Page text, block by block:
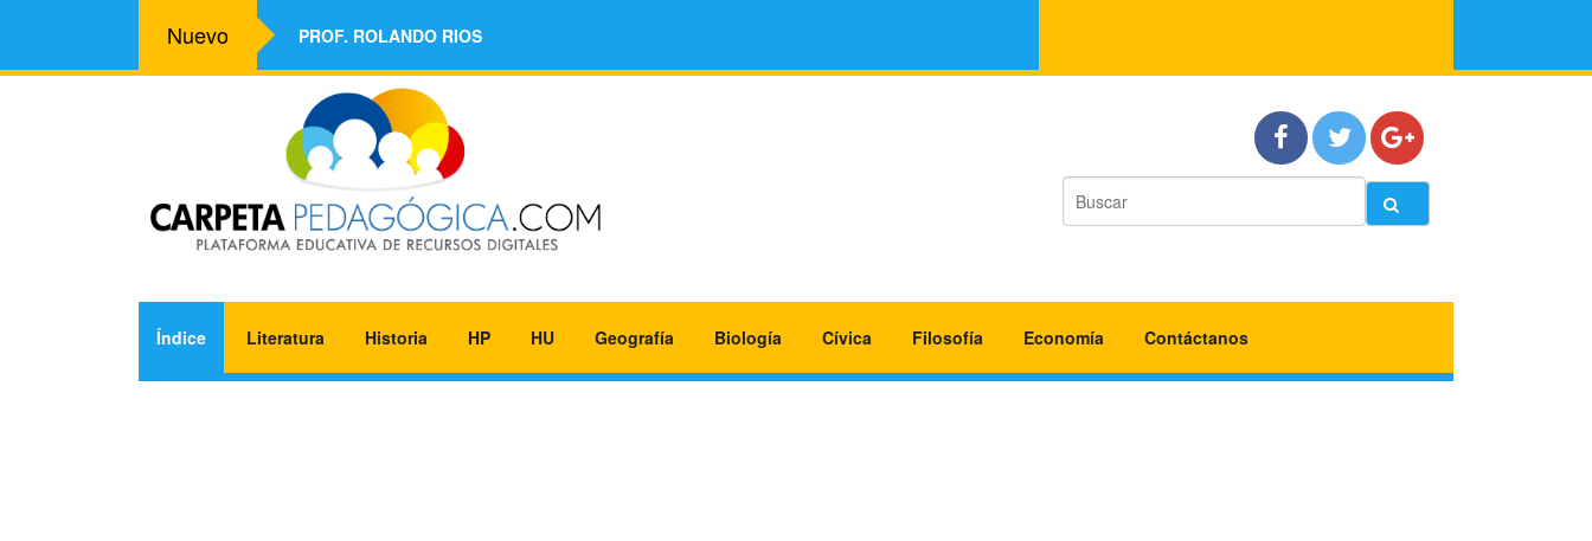
Nuevo PROF. ROLANDO RIOS
Índice Literatura Historia HP HU Geografía Biología Cívica Filosofía Economía Contáctanos